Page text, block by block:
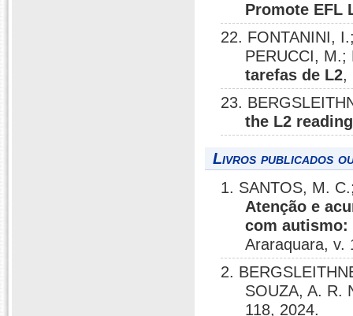
Promote EFL
22. FONTANINI,
PERUCCI,
tarefas de L2,
23.
the L2
Livros publicados
1. SANTOS, M.
Atenção e
com autismo:
Araraquara, v.
2.
SOUZA, A. R.
118, 2024.